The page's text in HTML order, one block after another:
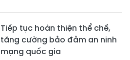
Tiếp tục hoàn thiện thể chế,
tăng cường bảo đảm an ninh
mạng quốc gia